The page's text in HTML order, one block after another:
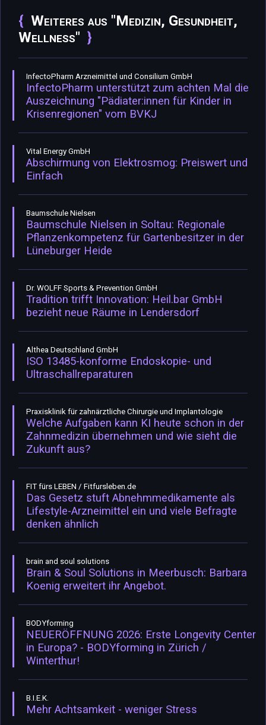
Weiteres aus "Medizin, Gesundheit,
Wellness"
InfectoPharm Arzneimittel und Consilium GmbH
InfectoPharm unterstützt zum achten Mal die
Auszeichnung "Pädiater:innen für Kinder in
Krisenregionen" vom BVKJ
Vital Energy GmbH
Abschirmung von Elektrosmog: Preiswert und
Einfach
Baumschule Nielsen
Baumschule Nielsen in Soltau: Regionale
Pflanzenkompetenz für Gartenbesitzer in der
Lüneburger Heide
Dr. WOLFF Sports & Prevention GmbH
Tradition trifft Innovation: Heil.bar GmbH
bezieht neue Räume in Lendersdorf
Althea Deutschland GmbH
ISO 13485-konforme Endoskopie- und
Ultraschallreparaturen
Praxisklinik für zahnärztliche Chirurgie und Implantologie
Welche Aufgaben kann KI heute schon in der
Zahnmedizin übernehmen und wie sieht die
Zukunft aus?
FIT fürs LEBEN / Fitfursleben.de
Das Gesetz stuft Abnehmmedikamente als
Lifestyle-Arzneimittel ein und viele Befragte
denken ähnlich
brain and soul solutions
Brain & Soul Solutions in Meerbusch: Barbara
Koenig erweitert ihr Angebot.
BODYforming
NEUERÖFFNUNG 2026: Erste Longevity Center
in Europa? - BODYforming in Zürich /
Winterthur!
B.I.E.K.
Mehr Achtsamkeit - weniger Stress